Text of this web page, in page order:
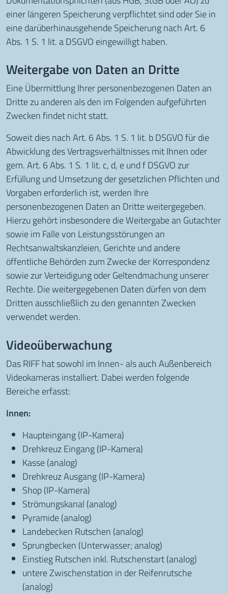
einer längeren Speicherung verpflichtet sind oder Sie in
eine darüberhinausgehende Speicherung nach Art. 6
Abs. 1 S. 1 lit. a DSGVO eingewilligt haben.
Weitergabe von Daten an Dritte
Eine Übermittlung Ihrer personenbezogenen Daten an
Dritte zu anderen als den im Folgenden aufgeführten
Zwecken findet nicht statt.
Soweit dies nach Art. 6 Abs. 1 S. 1 lit. b DSGVO für die
Abwicklung des Vertragsverhältnisses mit Ihnen oder
gem. Art. 6 Abs. 1 S. 1 lit. c, d, e und f DSGVO zur
Erfüllung und Umsetzung der gesetzlichen Pflichten und
Vorgaben erforderlich ist, werden Ihre
personenbezogenen Daten an Dritte weitergegeben.
Hierzu gehört insbesondere die Weitergabe an Gutachter
sowie im Falle von Leistungsstörungen an
Rechtsanwaltskanzleien, Gerichte und andere
öffentliche Behörden zum Zwecke der Korrespondenz
sowie zur Verteidigung oder Geltendmachung unserer
Rechte. Die weitergegebenen Daten dürfen von dem
Dritten ausschließlich zu den genannten Zwecken
verwendet werden.
Videoüberwachung
Das RIFF hat sowohl im Innen- als auch Außenbereich
Videokameras installiert. Dabei werden folgende
Bereiche erfasst:
Innen:
Haupteingang (IP-Kamera)
Drehkreuz Eingang (IP-Kamera)
Kasse (analog)
Drehkreuz Ausgang (IP-Kamera)
Shop (IP-Kamera)
Strömungskanal (analog)
Pyramide (analog)
Landebecken Rutschen (analog)
Sprungbecken (Unterwasser; analog)
Einstieg Rutschen inkl. Rutschenstart (analog)
untere Zwischenstation in der Reifenrutsche
(analog)